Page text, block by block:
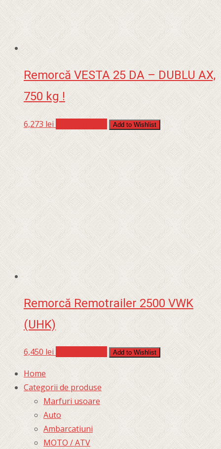
Remorcă VESTA 25 DA – DUBLU AX,
750 kg !
6,273lei Add to Wishlist
Remorcă Remotrailer 2500 VWK
(UHK)
6,450lei Add to Wishlist
Home
Categorii de produse
Marfuri usoare
Auto
Ambarcatiuni
MOTO / ATV